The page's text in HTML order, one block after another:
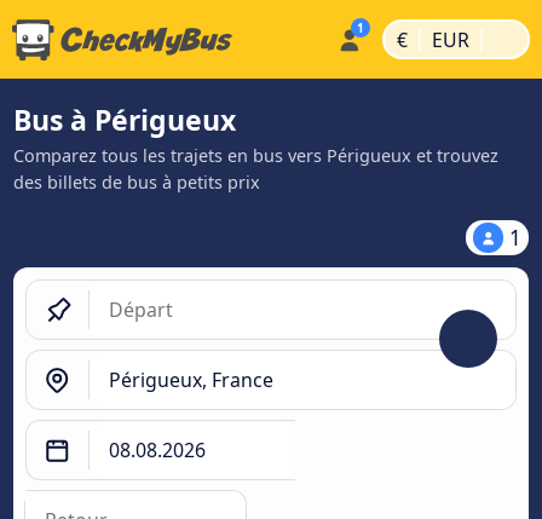
€ | EUR |
Bus à Périgueux
Comparez tous les trajets en bus vers Périgueux et trouvez
des billets de bus à petits prix
1